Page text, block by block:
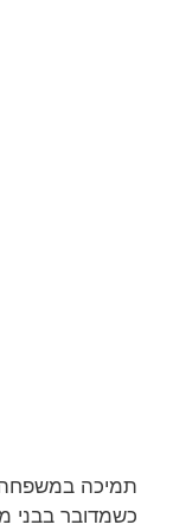
תמיכה במשפחה
כשמדובר בבני